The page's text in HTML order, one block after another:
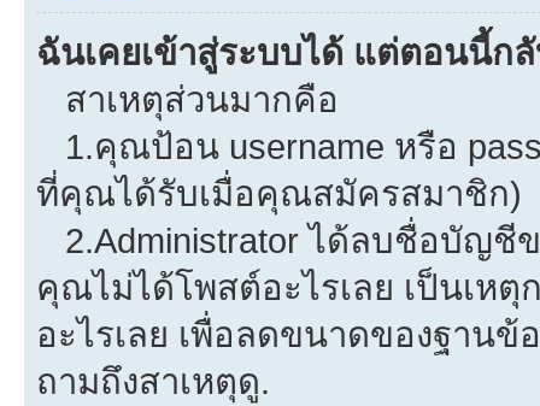
ฉันเคยเข้าสู่ระบบได้ แต่ตอนนี้ก
สาเหตุส่วนมากคือ
1.คุณป้อน username หรือ
ที่คุณได้รับเมื่อคุณสมัครสมาชิก)
2.Administrator ได้ลบชื่อบัญชี
คุณไม่ได้โพสต์อะไรเลย เป็นเห
อะไรเลย เพื่อลดขนาดของฐาน
ถามถึงสาเหตุดู.